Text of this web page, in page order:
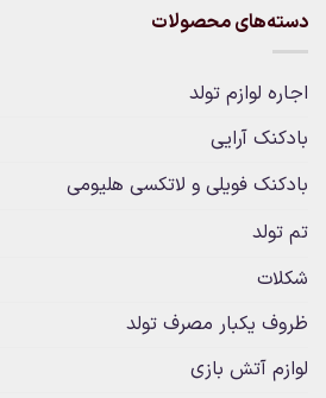
دسته‌های محصولات
اجاره لوازم تولد
بادکنک آرایی
بادکنک فویلی و لاتکسی هلیومی
تم تولد
شکلات
ظروف یکبار مصرف تولد
لوازم آتش بازی